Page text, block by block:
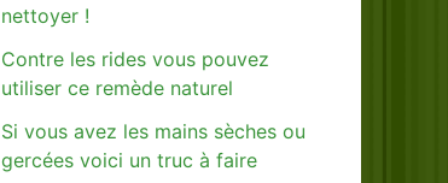
nettoyer !
Contre les rides vous pouvez
utiliser ce remède naturel
Si vous avez les mains sèches ou
gercées voici un truc à faire